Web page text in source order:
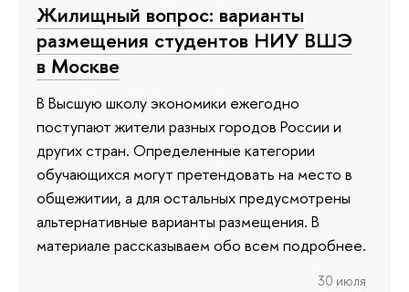
Жилищный вопрос: варианты
размещения студентов НИУ ВШЭ
в Москве
В Высшую школу экономики ежегодно
поступают жители разных городов России и
других стран. Определенные категории
обучающихся могут претендовать на место в
общежитии, а для остальных предусмотрены
альтернативные варианты размещения. В
материале рассказываем обо всем подробнее.
30 июля